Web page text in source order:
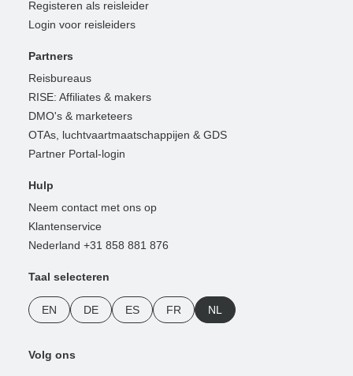
Registeren als reisleider
Login voor reisleiders
Partners
Reisbureaus
RISE: Affiliates & makers
DMO's & marketeers
OTAs, luchtvaartmaatschappijen & GDS
Partner Portal-login
Hulp
Neem contact met ons op
Klantenservice
Nederland +31 858 881 876
Taal selecteren
EN DE ES FR NL
Volg ons